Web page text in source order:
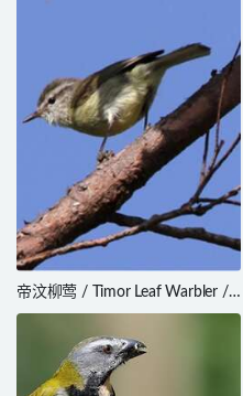
帝汶柳莺 / Timor Leaf Warbler /
Phylloscopus presbytes